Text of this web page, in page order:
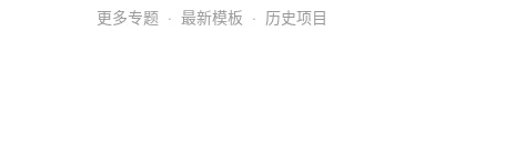
更多专题 · 最新模板 · 历史项目